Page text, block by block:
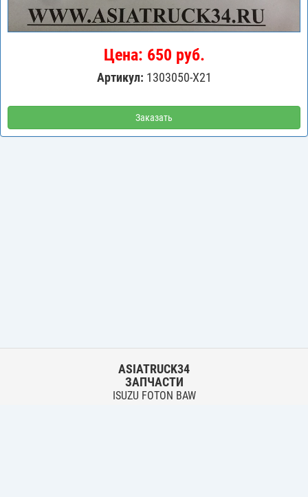
Цена: 650 руб.
Артикул: 1303050-X21
Заказать
ASIATRUCK34
ЗАПЧАСТИ
ISUZU FOTON BAW